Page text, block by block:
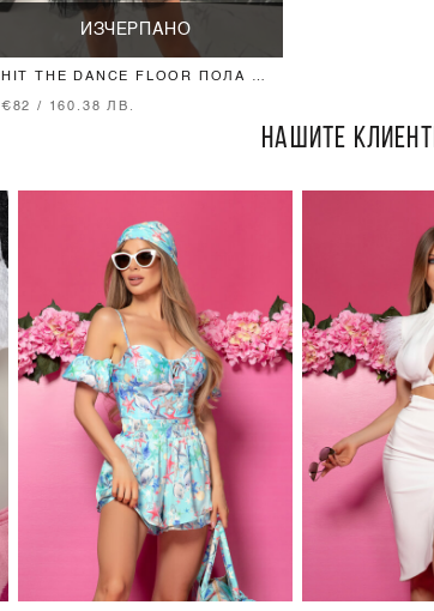
ИЗЧЕРПАНО
HIT THE DANCE FLOOR ПОЛА -
€82 / 160.38 ЛВ.
НАШИТЕ